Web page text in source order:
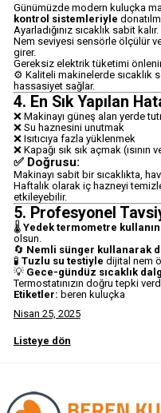
Günümüzde modern kuluçka
kontrol sistemleriyle
Ayarladığınız sıcaklık sabit kalır.
Nem seviyesi sensörle ölçülür
girer.
Gereksiz elektrik tüketimi
⚙️ Kaliteli makinelerde sıcaklık
hassasiyet sağlar.
4. En Sık Yapılan
❌ Makinayı güneş alan yerde
❌ Su haznesini unutmak
❌ Isıtıcıya fazla yüklenmek
❌ Kapağı sık sık açmak
✅ Doğrusu:
Makinayı sabit bir sıcaklıkta,
Haftalık olarak iç hazneyi
etkileyebilir.
5. Profesyonel
🌡️ Yedek termometre
olsun.
🔄 Nemli sünger kullanarak
🧪 Tuzlu su testiyle dijital nem
💡 Gece-gündüz sıcaklık
Termostatınızın doğru tepki
Etiketler: beren kuluçka
Nisan 25, 2025
Listeye dön